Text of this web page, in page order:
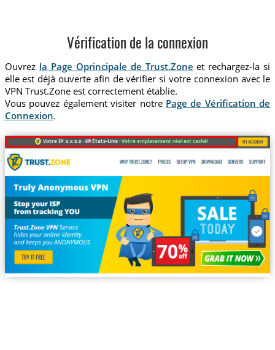
Vérification de la connexion
Ouvrez la Page Oprincipale de Trust.Zone et rechargez-la si
elle est déjà ouverte afin de vérifier si votre connexion avec le
VPN Trust.Zone est correctement établie.
Vous pouvez également visiter notre Page de Vérification de
Connexion.
Votre IP: x.x.x.x · États-Unis ·Votre emplacement réel est caché!